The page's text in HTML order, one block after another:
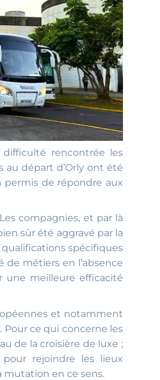
rencontrée les
au départ d’Orly ont été
permis de répondre aux
compagnies, et par là
sûr été aggravé par la
spécifiques
de métiers en l’absence
une meilleure efficacité
et notamment
Pour ce qui concerne les
de la croisière de luxe ;
rejoindre les lieux
mutation en ce sens.